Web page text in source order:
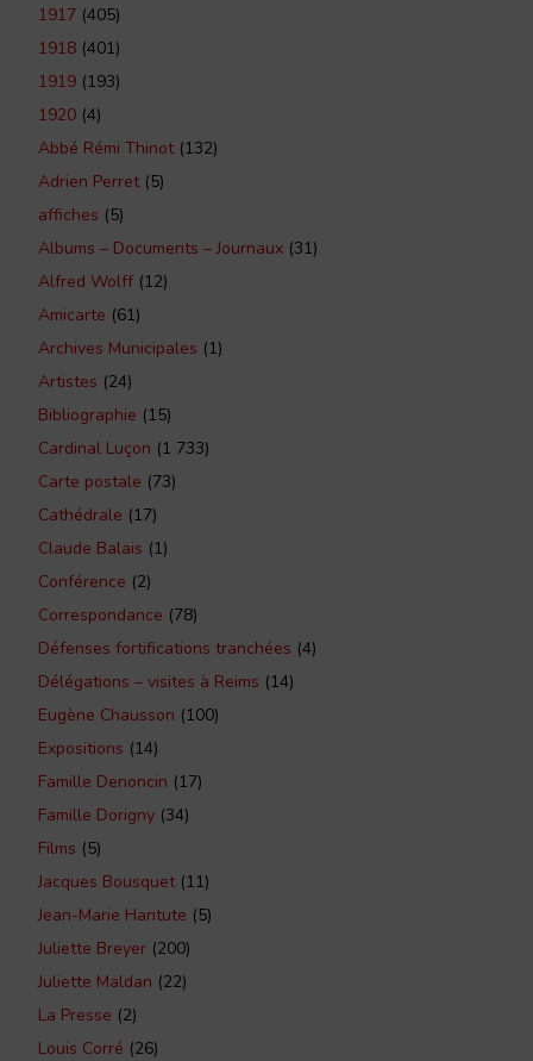
1917 (405)
1918 (401)
1919 (193)
1920 (4)
Abbé Rémi Thinot(132)
Adrien Perret(5)
affiches (5)
Albums – Documents – Journaux (31)
Alfred Wolff (12)
Amicarte (61)
Archives Municipales (1)
Artistes (24)
Bibliographie (15)
Cardinal Luçon (1 733)
Carte postale (73)
Cathédrale (17)
Claude Balais (1)
Conférence (2)
Correspondance (78)
Défenses fortifications tranchées (4)
Délégations – visites à Reims (14)
Eugène Chausson (100)
Expositions (14)
Famille Denoncin (17)
Famille Dorigny (34)
Films (5)
Jacques Bousquet(11)
Jean-Marie Hantute (5)
Juliette Breyer (200)
Juliette Maldan (22)
La Presse (2)
Louis Corré (26)